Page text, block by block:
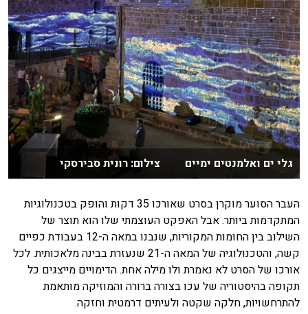
גלי ים ואלמנטים ימיים צילום: רונית סבירסקי
העבר הסוער מוקרן בסרט שאורכו 35 דקות והופק בטכנולוגיות
המתקדמות ביותר. אבל האפקט העוצמתי שלו הוא תוצר של
השילוב בין החומות המקוריות, שנבנו במאה ה-12 בעבודת כפיים
קשה, והטכנולוגיה של המאה ה-21 שנעזרת בבינה מלאכותית. לכל
אורכו של הסרט לא נאמרת ולו מילה אחת. הדימויים מייצגים כל
תקופה בהיסטוריה של עכו בצורה ברורה והמוזיקה מותאמת
להתרחשויות, חלקה שקטה ולעיתים דרמטית וחזקה.